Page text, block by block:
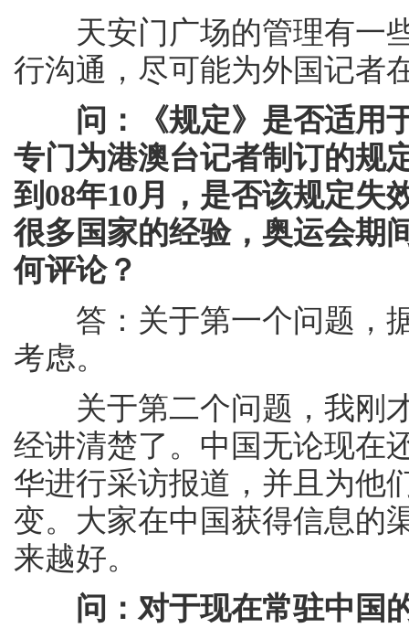
天安门广场的管理有一些
行沟通，尽可能为外国记者
问：《规定》是否适用
专门为港澳台记者制订的规
到08年10月，是否该规定失
很多国家的经验，奥运会期
何评论？
答：关于第一个问题，据
考虑。
关于第二个问题，我刚才
经讲清楚了。中国无论现在
华进行采访报道，并且为他
变。大家在中国获得信息的
来越好。
问：对于现在常驻中国